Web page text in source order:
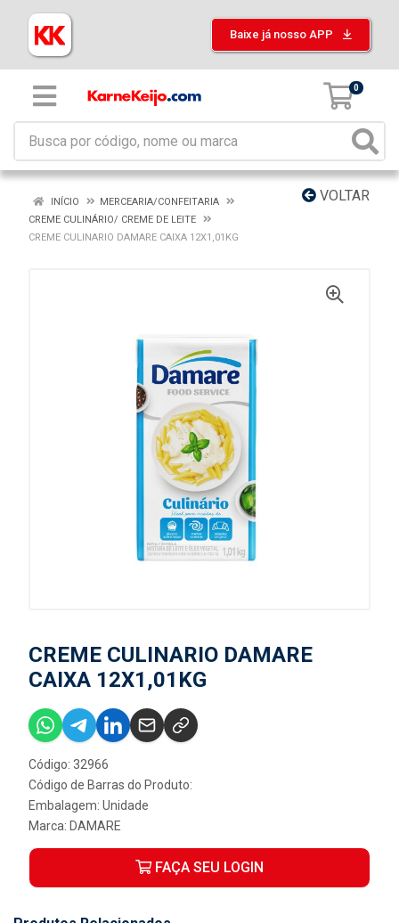
Baixe já nosso APP
0
VOLTAR
INÍCIO
MERCEARIA/CONFEITARIA
CREME CULINÁRIO/ CREME DE LEITE
CREME CULINARIO DAMARE CAIXA 12X1,01KG
CREME CULINARIO DAMARE
CAIXA 12X1,01KG
Código: 32966
Código de Barras do Produto:
Embalagem: Unidade
Marca: DAMARE
FAÇA SEU LOGIN